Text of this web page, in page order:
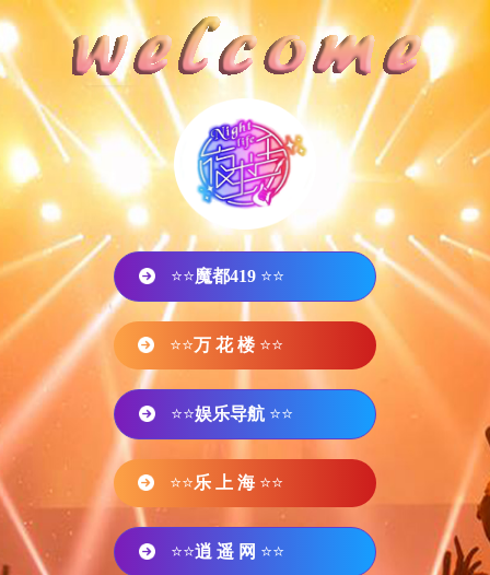
⭐⭐魔都419 ⭐⭐
⭐⭐万 花 楼 ⭐⭐
⭐⭐娱乐导航 ⭐⭐
⭐⭐乐 上 海 ⭐⭐
⭐⭐逍 遥 网 ⭐⭐